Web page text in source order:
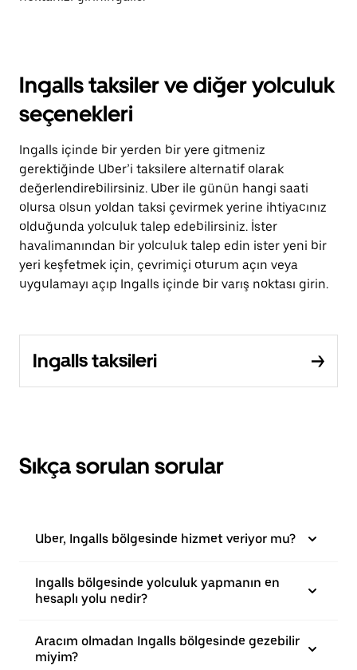
Ingalls taksiler ve diğer yolculuk
seçenekleri
Ingalls içinde bir yerden bir yere gitmeniz
gerektiğinde Uber’i taksilere alternatif olarak
değerlendirebilirsiniz. Uber ile günün hangi saati
olursa olsun yoldan taksi çevirmek yerine ihtiyacınız
olduğunda yolculuk talep edebilirsiniz. İster
havalimanından bir yolculuk talep edin ister yeni bir
yeri keşfetmek için, çevrimiçi oturum açın veya
uygulamayı açıp Ingalls içinde bir varış noktası girin.
Ingalls taksileri
Sıkça sorulan sorular
Uber, Ingalls bölgesinde hizmet veriyor mu?
Ingalls bölgesinde yolculuk yapmanın en
hesaplı yolu nedir?
Aracım olmadan Ingalls bölgesinde gezebilir
miyim?